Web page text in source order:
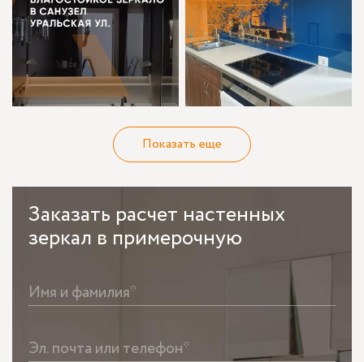
Показать еще
Заказать расчет настенных
зеркал в примерочную
Имя и фамилия*
Эл. почта или телефон*